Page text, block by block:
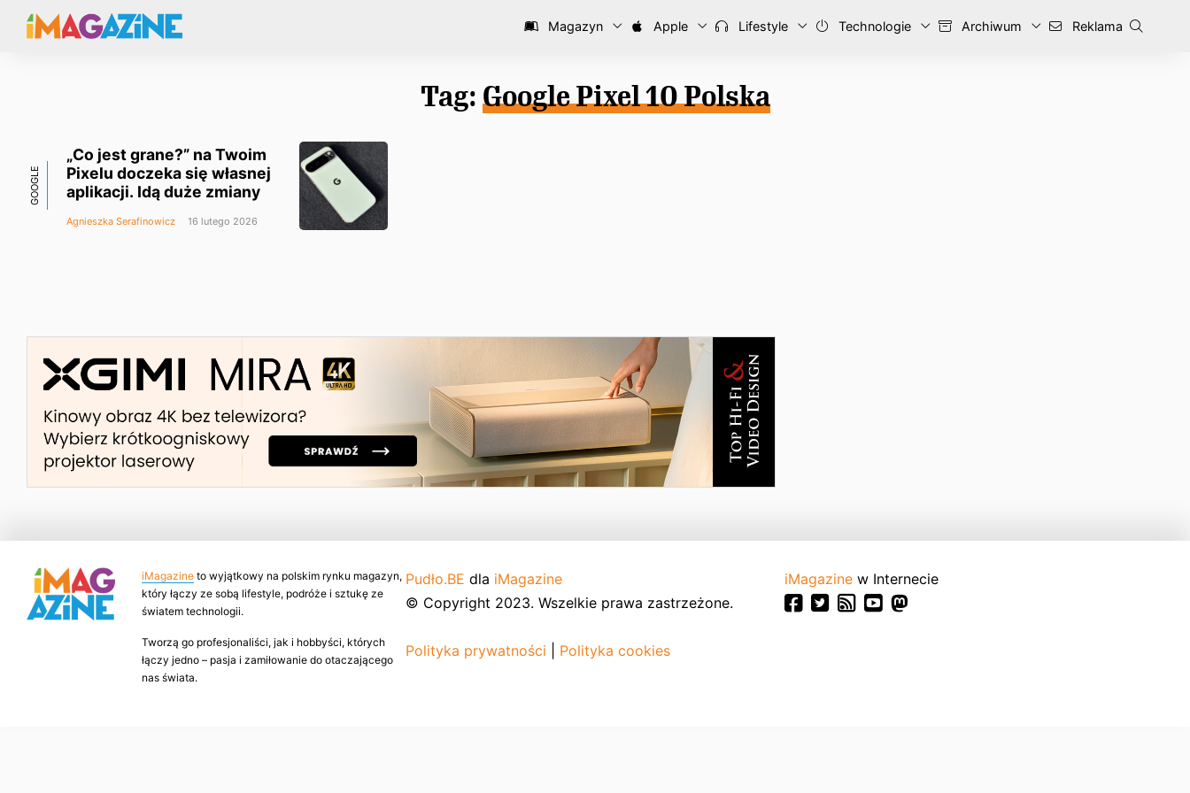
Magazyn Apple Lifestyle Technologie Archiwum Reklama
Tag: Google Pixel 10 Polska
GOOGLE
„Co jest grane?” na Twoim
Pixelu doczeka się własnej
aplikacji. Idą duże zmiany
Agnieszka Serafinowicz 16 lutego 2026
iMagazine to wyjątkowy na polskim rynku magazyn,
który łączy ze sobą lifestyle, podróże i sztukę ze
światem technologii.
Tworzą go profesjonaliści, jak i hobbyści, których
łączy jedno – pasja i zamiłowanie do otaczającego
nas świata.
Pudło.BE dla iMagazine
© Copyright 2023. Wszelkie prawa zastrzeżone.
Polityka prywatności Polityka cookies
iMagazine w Internecie